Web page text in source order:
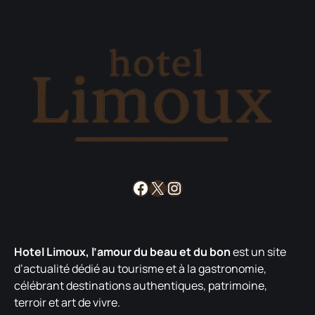
Facebook
X Instagram
Hotel Limoux, l’amour du beau et du bonest un site
d’actualité dédié au tourisme et à la gastronomie,
célébrant destinations authentiques, patrimoine,
terroir et art de vivre.